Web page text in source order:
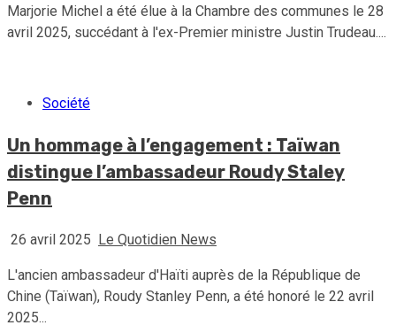
Marjorie Michel a été élue à la Chambre des communes le 28
avril 2025, succédant à l'ex-Premier ministre Justin Trudeau....
Société
Un hommage à l’engagement : Taïwan
distingue l’ambassadeur Roudy Staley
Penn
26 avril 2025 Le Quotidien News
L'ancien ambassadeur d'Haïti auprès de la République de
Chine (Taïwan), Roudy Stanley Penn, a été honoré le 22 avril
2025...